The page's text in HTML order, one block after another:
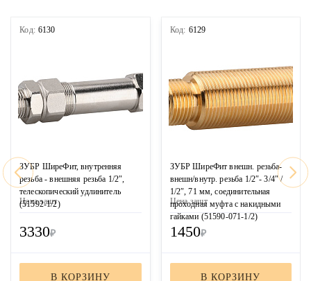
Код: 6130
ЗУБР ШиреФит, внутренняя
резьба - внешняя резьба 1/2″,
телескопический удлинитель
(51592-1/2)
Цена зашт
3330₽
В КОРЗИНУ
Код: 6129
ЗУБР ШиреФит внешн. резьба-
внешн/внутр. резьба 1/2″- 3/4″ /
1/2″, 71 мм, соединительная
проходная муфта с накидными
гайками (51590-071-1/2)
Цена зашт
1450₽
В КОРЗИНУ